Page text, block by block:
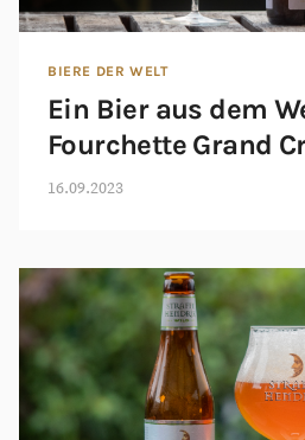
BIERE DER WELT
Ein Bier aus dem
Fourchette Grand
16.09.2023